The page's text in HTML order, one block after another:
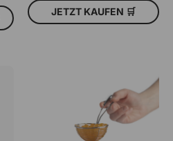
JETZT KAUFEN 🛒
IN DEN WARENKORB